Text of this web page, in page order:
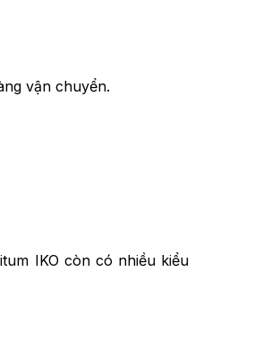
vận chuyển.
IKO còn có nhiều kiểu